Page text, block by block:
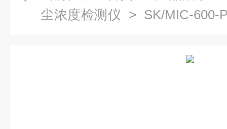
尘浓度检测仪 > SK/MIC-600-